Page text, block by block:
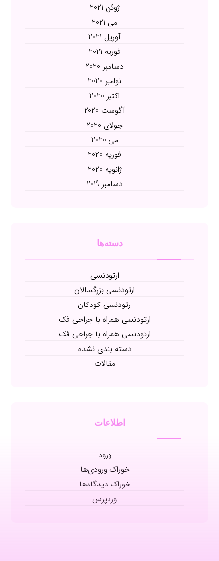
ژوئن 2021
می 2021
آوریل 2021
فوریه 2021
دسامبر 2020
نوامبر 2020
اکتبر 2020
آگوست 2020
جولای 2020
می 2020
فوریه 2020
ژانویه 2020
دسامبر 2019
دسته‌ها
ارتودنسی
ارتودنسی بزرگسالان
ارتودنسی کودکان
ارتودنسی همراه با جراحی فک
ارتودنسی همراه با جراحی فک
دسته بندی نشده
مقالات
اطلاعات
ورود
خوراک ورودی‌ها
خوراک دیدگاه‌ها
وردپرس